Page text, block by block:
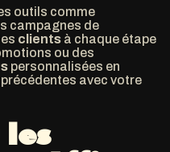
outils comme
campagnes de
clients à chaque étape
ou des
personnalisées en
avec votre